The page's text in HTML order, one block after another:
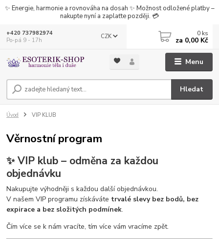
✨ Energie, harmonie a rovnováha na dosah ✨ Možnost odložené platby –
nakupte nyní a zaplaťte později. 💳
Menu
CZK
Hledat
+420 737982974
Po-pá 9 - 17h
0 ks
za 0,00 Kč
Úvod VIP KLUB
Věrnostní program
✨ VIP klub – odměna za každou
objednávku
Nakupujte výhodněji s každou další objednávkou.
V našem VIP programu získáváte trvalé slevy bez bodů, bez
expirace a bez složitých podmínek.
Čím více se k nám vracíte, tím více vám vracíme zpět.